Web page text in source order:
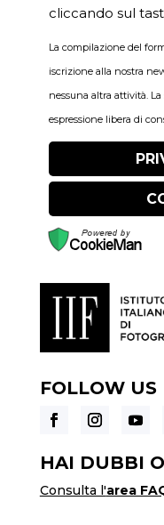
cliccando sul
La compilazione del
iscrizione alla nostra
nessuna altra attività.
espressione libera di
FOLLOW US
HAI DUBBI
Consulta l'area